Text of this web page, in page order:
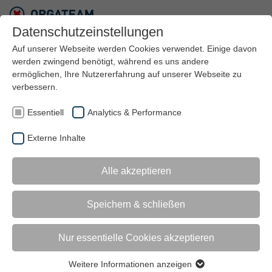
STRATEGISCHE
UNTERNEHMENS­
BERATUNG
DAS LEISTUNGSPORTFOLIO
VON ORGATEAM
Datenschutzeinstellungen
Auf unserer Webseite werden Cookies verwendet. Einige davon
werden zwingend benötigt, während es uns andere
ermöglichen, Ihre Nutzererfahrung auf unserer Webseite zu
verbessern.
Essentiell Analytics & Performance
Externe Inhalte
Alle akzeptieren
Speichern & schließen
Nur essentielle Cookies akzeptieren
Weitere Informationen anzeigen